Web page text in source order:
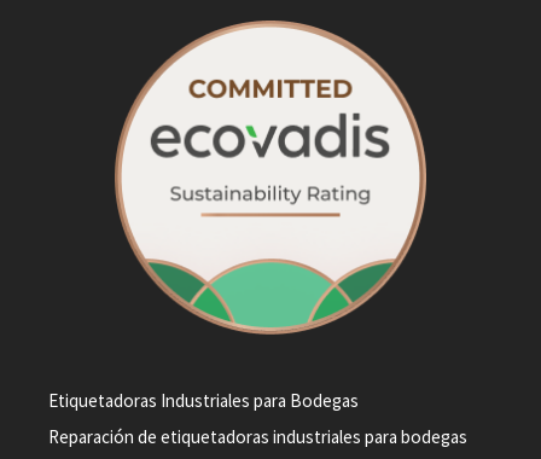
Etiquetadoras Industriales para Bodegas
Reparación de etiquetadoras industriales para bodegas